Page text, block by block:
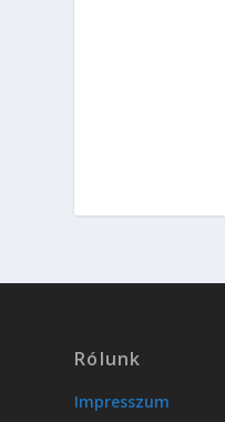
Rólunk
Impresszum